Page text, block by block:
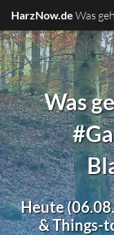
HarzNow.de Was
Was
Heute
& Things-